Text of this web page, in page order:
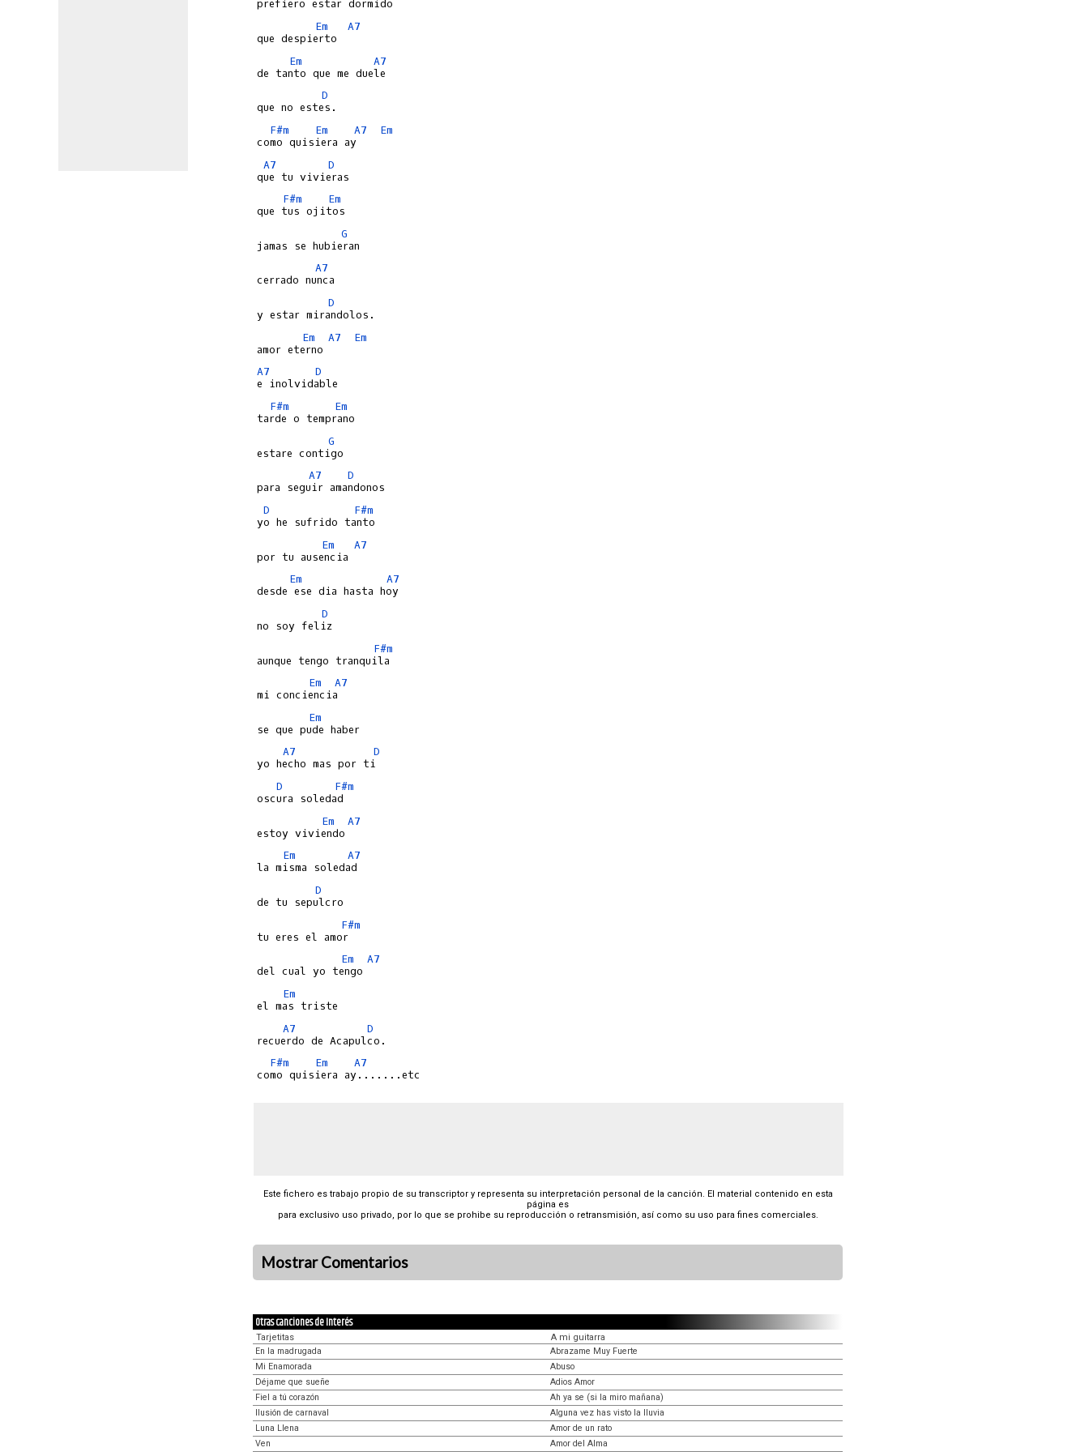
Em
A7
Em
A7
D
F#m
Em A7
Em
A7
D
F#m
Em
G
A7
D
Em
A7
Em
A7
D
F#m
Em
G
A7
D
D
F#m
Em
A7
Em
A7
D
F#m
Em
A7
Em
A7
D
D
F#m
Em
A7
Em
A7
D
F#m
Em
A7
Em
A7
D
F#m
Em
A7
Este fichero es trabajo propio de su transcriptor y representa su interpretación personal de la canción. El material contenido en esta
página es
para exclusivo uso privado, por lo que se prohibe su reproducción o retransmisión, así como su uso para fines comerciales.
Mostrar Comentarios
Otras canciones de Interés
Tarjetitas
En la madrugada
Mi Enamorada
Déjame que sueñe
Fiel a tú corazón
Ilusión de carnaval
Luna Llena
Ven
A mi guitarra
Abrazame Muy Fuerte
Abuso
Adios Amor
Ah ya se (si la miro mañana)
Alguna vez has visto la lluvia
Amor de un rato
Amor del Alma